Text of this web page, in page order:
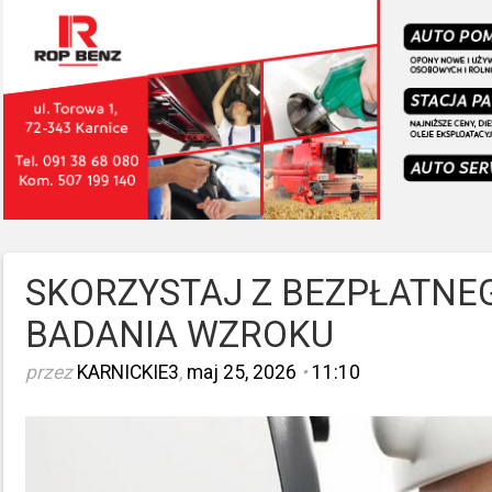
SKORZYSTAJ Z
BADANIA WZROKU
przez KARNICKIE3, maj 25, 2026 • 11:10